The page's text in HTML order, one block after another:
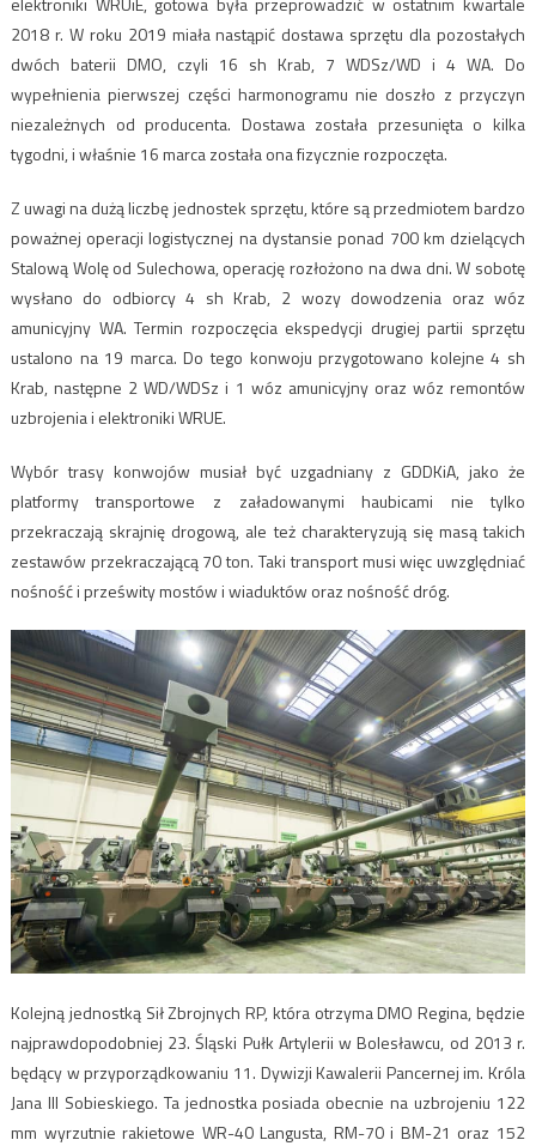
2018 r. W roku 2019 miała nastąpić dostawa sprzętu dla pozostałych
dwóch baterii DMO, czyli 16 sh Krab, 7 WDSz/WD i 4 WA. Do
wypełnienia pierwszej części harmonogramu nie doszło z przyczyn
niezależnych od producenta. Dostawa została przesunięta o kilka
tygodni, i właśnie 16 marca została ona fizycznie rozpoczęta.
Z uwagi na dużą liczbę jednostek sprzętu, które są przedmiotem bardzo
poważnej operacji logistycznej na dystansie ponad 700 km dzielących
Stalową Wolę od Sulechowa, operację rozłożono na dwa dni. W sobotę
wysłano do odbiorcy 4 sh Krab, 2 wozy dowodzenia oraz wóz
amunicyjny WA. Termin rozpoczęcia ekspedycji drugiej partii sprzętu
ustalono na 19 marca. Do tego konwoju przygotowano kolejne 4 sh
Krab, następne 2 WD/WDSz i 1 wóz amunicyjny oraz wóz remontów
uzbrojenia i elektroniki WRUE.
Wybór trasy konwojów musiał być uzgadniany z GDDKiA, jako że
platformy transportowe z załadowanymi haubicami nie tylko
przekraczają skrajnię drogową, ale też charakteryzują się masą takich
zestawów przekraczającą 70 ton. Taki transport musi więc uwzględniać
nośność i prześwity mostów i wiaduktów oraz nośność dróg.
Kolejną jednostką Sił Zbrojnych RP, która otrzyma DMO Regina, będzie
najprawdopodobniej 23. Śląski Pułk Artylerii w Bolesławcu, od 2013 r.
będący w przyporządkowaniu 11. Dywizji Kawalerii Pancernej im. Króla
Jana III Sobieskiego. Ta jednostka posiada obecnie na uzbrojeniu 122
mm wyrzutnie rakietowe WR-40 Langusta, RM-70 i BM-21 oraz 152